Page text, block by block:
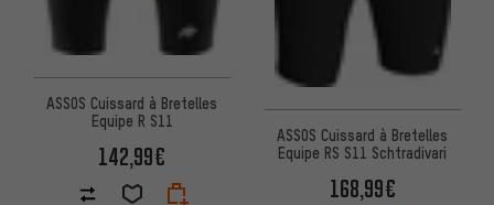
ASSOS Cuissard à Bretelles
Equipe R S11
142,99€
ASSOS Cuissard à Bretelles
Equipe RS S11 Schtradivari
168,99€